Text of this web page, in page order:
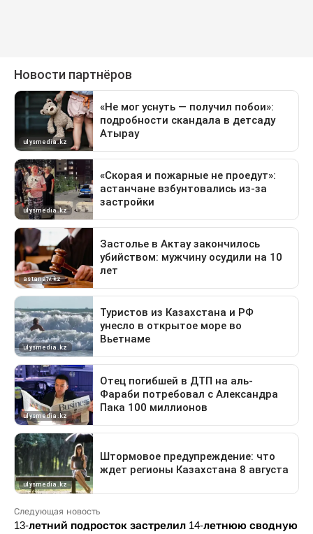
Следующая новость
13-летний подросток застрелил 14-летнюю сводную